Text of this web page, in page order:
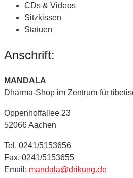
CDs & Videos
Sitzkissen
Statuen
Anschrift:
MANDALA
Dharma-Shop im Zentrum für
Oppenhoffallee 23
52066 Aachen
Tel. 0241/5153656
Fax. 0241/5153655
Email: mandala@drikung.de